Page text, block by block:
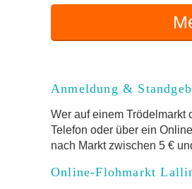
FAQ: Flohmarkt
Flohmarkt-Termin
Anmeldung &
Wer auf einem
Telefon oder über ein
nach Markt zwischen 5 €
Online-Flohmarkt